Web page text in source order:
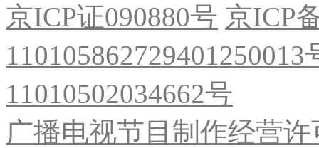
京ICP证090880号 京ICP
11010502034662号
广播电视节目制作经营